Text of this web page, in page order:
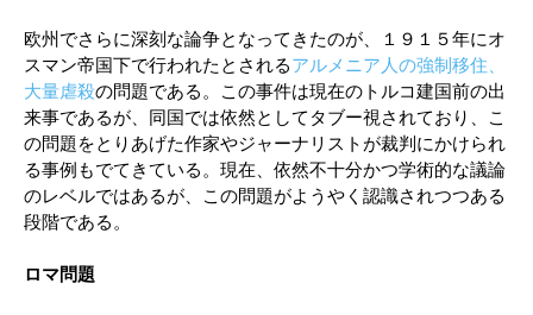
欧州でさらに深刻な論争となってきたのが、１９１５年にオ
スマン帝国下で行われたとされるアルメニア人の強制移住、
大量虐殺の問題である。この事件は現在のトルコ建国前の出
来事であるが、同国では依然としてタブー視されており、こ
の問題をとりあげた作家やジャーナリストが裁判にかけられ
る事例もでてきている。現在、依然不十分かつ学術的な議論
のレベルではあるが、この問題がようやく認識されつつある
段階である。
ロマ問題